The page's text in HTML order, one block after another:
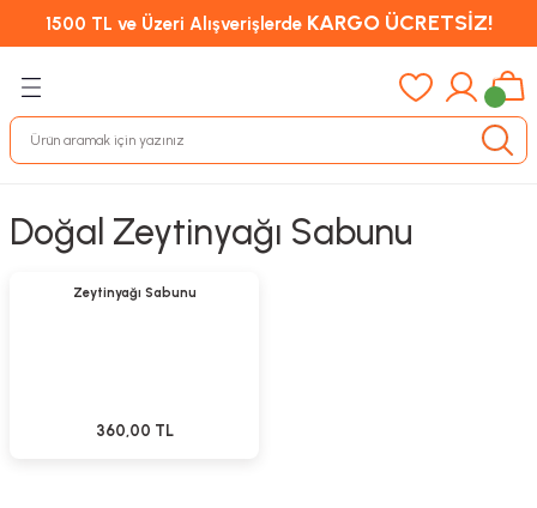
1500 TL ve Üzeri Alışverişlerde KARGO ÜCRETSİZ!
Doğal Zeytinyağı Sabunu
Sepete Ekle
Zeytinyağı Sabunu
360,00 TL